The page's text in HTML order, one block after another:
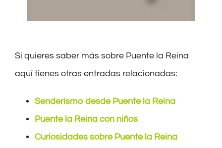
Si quieres saber más sobre Puente la Reina
aquí tienes otras entradas relacionadas:
Senderismo desde Puente la Reina
Puente la Reina con niños
Curiosidades sobre Puente la Reina